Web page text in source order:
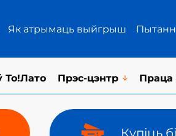
Як атрымаць выйгрыш
То!Лато Прэс-цэнтр Праца
Купіць